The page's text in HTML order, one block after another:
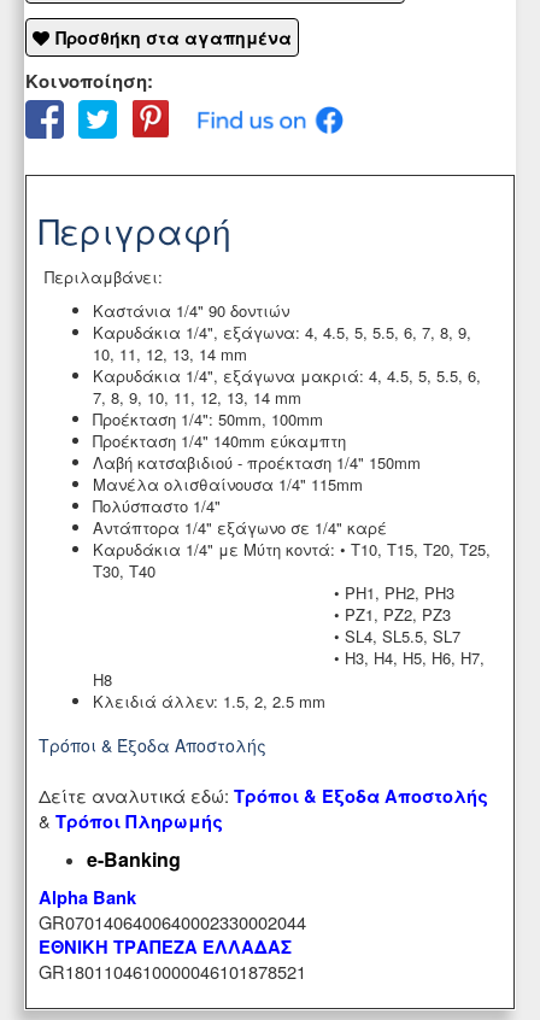
Προσθήκη στα αγαπημένα
Κοινοποίηση:
Περιγραφή
Περιλαμβάνει:
Καστάνια 1/4" 90 δοντιών
Καρυδάκια 1/4", εξάγωνα: 4, 4.5, 5, 5.5, 6, 7, 8, 9,
10, 11, 12, 13, 14 mm
Καρυδάκια 1/4", εξάγωνα μακριά: 4, 4.5, 5, 5.5, 6,
7, 8, 9, 10, 11, 12, 13, 14 mm
Προέκταση 1/4": 50mm, 100mm
Προέκταση 1/4" 140mm εύκαμπτη
Λαβή κατσαβιδιού - προέκταση 1/4" 150mm
Μανέλα ολισθαίνουσα 1/4" 115mm
Πολύσπαστο 1/4"
Αντάπτορα 1/4" εξάγωνο σε 1/4" καρέ
Καρυδάκια 1/4" με Μύτη κοντά: • T10, T15, T20, T25,
T30, T40
• PH1, PH2, PH3
• PZ1, PZ2, PZ3
• SL4, SL5.5, SL7
• H3, H4, H5, H6, H7,
H8
Κλειδιά άλλεν: 1.5, 2, 2.5 mm
Τρόποι & Έξοδα Αποστολής
Δείτε αναλυτικά εδώ: Τρόποι & Έξοδα Αποστολής
& Τρόποι Πληρωμής
e-Banking
Alpha Bank
GR0701406400640002330002044
ΕΘΝΙΚΗ ΤΡΑΠΕΖΑ ΕΛΛΑΔΑΣ
GR1801104610000046101878521